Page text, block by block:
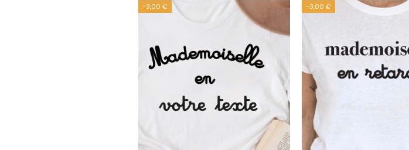
-3,00 € -3,00 €